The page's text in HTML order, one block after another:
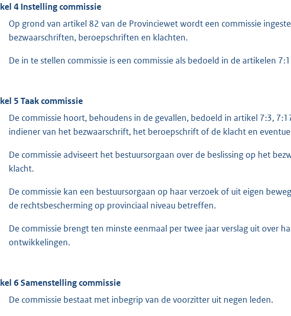
4 Instelling commissie
Op grond van artikel 82 van de Provinciewet wordt een commissie
bezwaarschriften, beroepschriften en klachten.
De in te stellen commissie is een commissie als bedoeld in de artikelen
5 Taak commissie
De commissie hoort, behoudens in de gevallen, bedoeld in artikel 7:3,
indiener van het bezwaarschrift, het beroepschrift of de klacht en
De commissie adviseert het bestuursorgaan over de beslissing op het
klacht.
De commissie kan een bestuursorgaan op haar verzoek of uit eigen
de rechtsbescherming op provinciaal niveau betreffen.
De commissie brengt ten minste eenmaal per twee jaar verslag uit over
ontwikkelingen.
6 Samenstelling commissie
De commissie bestaat met inbegrip van de voorzitter uit negen leden.